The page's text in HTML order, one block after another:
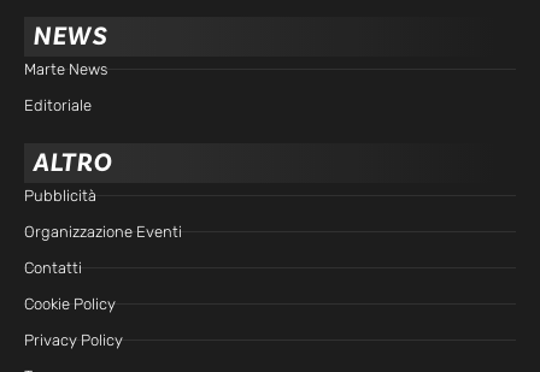
NEWS
Marte News
Editoriale
ALTRO
Pubblicità
Organizzazione Eventi
Contatti
Cookie Policy
Privacy Policy